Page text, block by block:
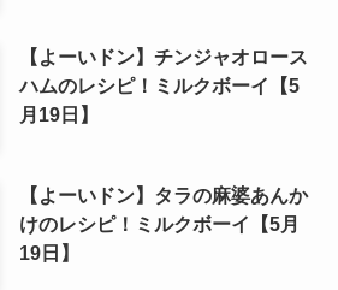
【よーいドン】チンジャオロース
ハムのレシピ！ミルクボーイ【5
月19日】
【よーいドン】タラの麻婆あんか
けのレシピ！ミルクボーイ【5月
19日】